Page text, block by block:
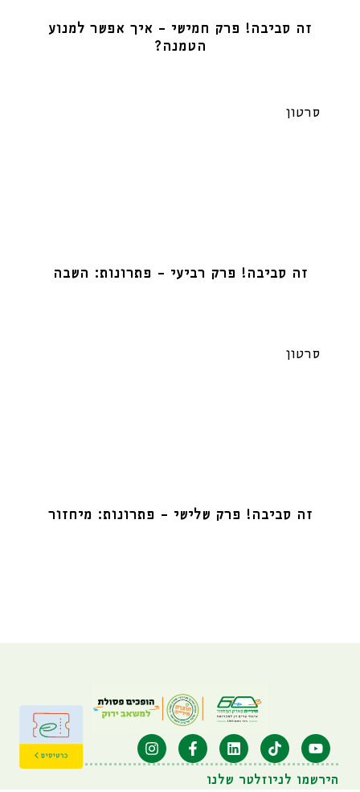
זה סביבה! פרק חמישי – איך אפשר למנוע
הטמנה?
סרטון
זה סביבה! פרק רביעי – פתרונות: השבה
סרטון
זה סביבה! פרק שלישי – פתרונות: מיחזור
הירשמו לניוזלטר שלנו